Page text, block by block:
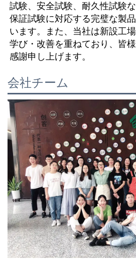
試験、安全試験、耐久性試験
保証試験に対応する完璧な製
います。また、当社は新設工
学び・改善を重ねており、皆
感謝申し上げます。
会社チーム